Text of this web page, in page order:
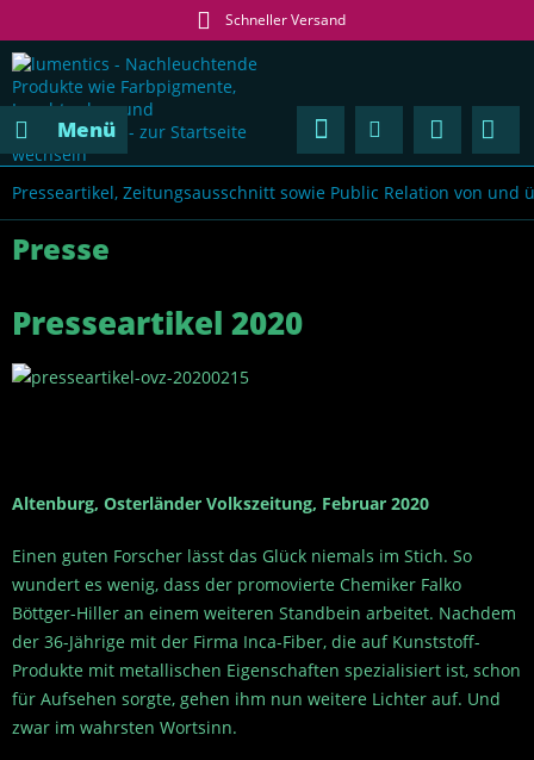
Schneller Versand
Menü
Presseartikel, Zeitungsausschnitt sowie Public Relation von und
Presse
Presseartikel 2020
Altenburg, Osterländer Volkszeitung, Februar 2020
Einen guten Forscher lässt das Glück niemals im Stich. So
wundert es wenig, dass der promovierte Chemiker Falko
Böttger-Hiller an einem weiteren Standbein arbeitet. Nachdem
der 36-Jährige mit der Firma Inca-Fiber, die auf Kunststoff-
Produkte mit metallischen Eigenschaften spezialisiert ist, schon
für Aufsehen sorgte, gehen ihm nun weitere Lichter auf. Und
zwar im wahrsten Wortsinn.